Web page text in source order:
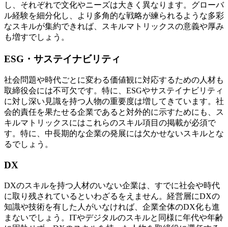
し、それぞれで文化やニーズは大きく異なります。グローバ
ル経験を細分化し、より多角的な戦略が練られるような多彩
なスキルが集約できれば、スキルマトリックスの意義や厚み
も増すでしょう。
ESG・サステイナビリティ
社会問題や時代ごとに変わる価値観に対応するための人材も
取締役会には不可欠です。特に、ESGやサステイナビリティ
に対し深い見識を持つ人物の重要度は増してきています。社
会的責任を果たせる企業であると対外的に示すためにも、ス
キルマトリックスにはこれらのスキル項目の掲載が必須で
す。特に、中長期的な企業の発展には欠かせないスキルとな
るでしょう。
DX
DXのスキルを持つ人材のいない企業は、すでに社会や時代
に取り残されているといわざるをえません。経営層にDXの
知識や技術を有した人がいなければ、企業全体のDX化も進
まないでしょう。ITやデジタルのスキルと同様に年代や年齢